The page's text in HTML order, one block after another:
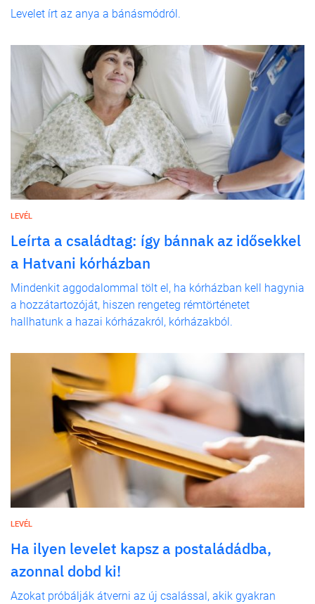
Levelet írt az anya a bánásmódról.
LEVÉL
Leírta a családtag: így bánnak az idősekkel
a Hatvani kórházban
Mindenkit aggodalommal tölt el, ha kórházban kell hagynia
a hozzátartozóját, hiszen rengeteg rémtörténetet
hallhatunk a hazai kórházakról, kórházakból.
LEVÉL
Ha ilyen levelet kapsz a postaládádba,
azonnal dobd ki!
Azokat próbálják átverni az új csalással, akik gyakran